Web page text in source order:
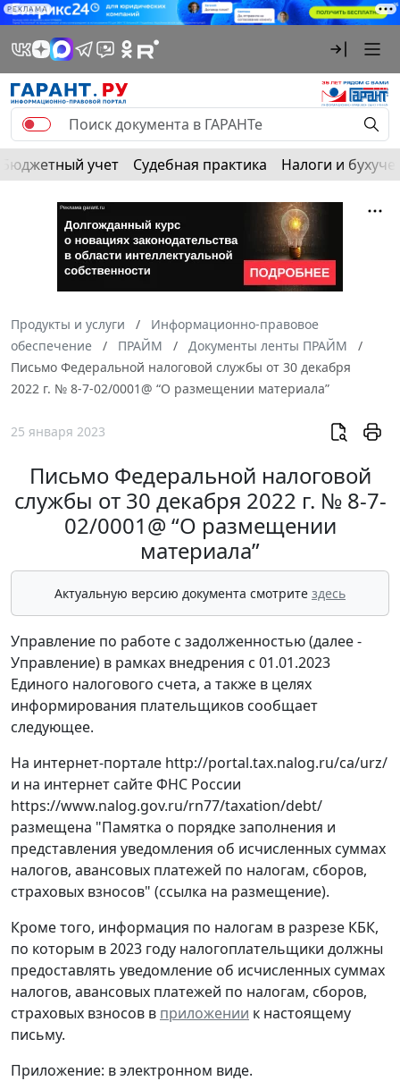
РЕКЛАМА
Бюджетный учет Судебная практика Налоги и
Продукты и услуги
Информационно-правовое
обеспечение
ПРАЙМ
Документы ленты ПРАЙМ
Письмо Федеральной налоговой службы от 30 декабря
2022 г. № 8-7-02/0001@ “О размещении материала”
25 января 2023
Письмо Федеральной налоговой
службы от 30 декабря 2022 г. № 8-7-
02/0001@ “О размещении
материала”
Актуальную версию документа смотрите здесь
Управление по работе с задолженностью (далее -
Управление) в рамках внедрения с 01.01.2023
Единого налогового счета, а также в целях
информирования плательщиков сообщает
следующее.
На интернет-портале http://portal.tax.nalog.ru/ca/urz/
и на интернет сайте ФНС России
https://www.nalog.gov.ru/rn77/taxation/debt/
размещена "Памятка о порядке заполнения и
представления уведомления об исчисленных суммах
налогов, авансовых платежей по налогам, сборов,
страховых взносов" (ссылка на размещение).
Кроме того, информация по налогам в разрезе КБК,
по которым в 2023 году налогоплательщики должны
предоставлять уведомление об исчисленных суммах
налогов, авансовых платежей по налогам, сборов,
страховых взносов в приложении к настоящему
письму.
Приложение: в электронном виде.